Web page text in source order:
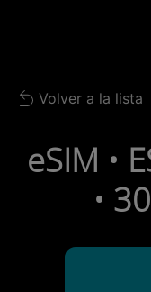
Back to list
Volver a la lista
eSIM •
•